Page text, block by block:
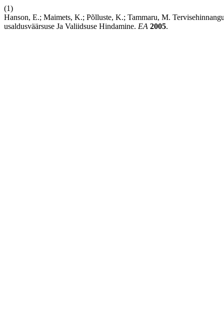
(1)
Hanson, E.; Maimets, K.; Põlluste, K.; Tammaru, M.
usaldusväärsuse Ja Valiidsuse Hindamine. EA 2005.